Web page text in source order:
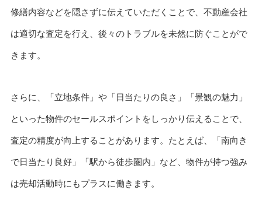
修繕内容などを隠さずに伝えていただくことで、不動産会社
は適切な査定を行え、後々のトラブルを未然に防ぐことがで
きます。
さらに、「立地条件」や「日当たりの良さ」「景観の魅力」
といった物件のセールスポイントをしっかり伝えることで、
査定の精度が向上することがあります。たとえば、「南向き
で日当たり良好」「駅から徒歩圏内」など、物件が持つ強み
は売却活動時にもプラスに働きます。